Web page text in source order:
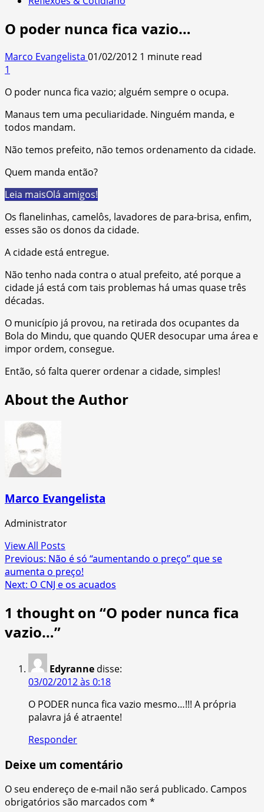
O poder nunca fica vazio…
Marco Evangelista 01/02/2012 1 minute read
1
O poder nunca fica vazio; alguém sempre o ocupa.
Manaus tem uma peculiaridade. Ninguém manda, e
todos mandam.
Não temos prefeito, não temos ordenamento da cidade.
Quem manda então?
Leia maisOlá amigos!
Os flanelinhas, camelôs, lavadores de para-brisa, enfim,
esses são os donos da cidade.
A cidade está entregue.
Não tenho nada contra o atual prefeito, até porque a
cidade já está com tais problemas há umas quase três
décadas.
O município já provou, na retirada dos ocupantes da
Bola do Mindu, que quando QUER desocupar uma área e
impor ordem, consegue.
Então, só falta querer ordenar a cidade, simples!
About the Author
Marco Evangelista
Administrator
View All Posts
Post
navigation
Previous: Não é só “aumentando o preço” que se
aumenta o preço!
Next: O CNJ e os acuados
1 thought on “O poder nunca fica
vazio…”
Edyranne disse:
03/02/2012 às 0:18
O PODER nunca fica vazio mesmo…!!! A própria
palavra já é atraente!
Responder
Deixe um comentário
O seu endereço de e-mail não será publicado. Campos
obrigatórios são marcados com *